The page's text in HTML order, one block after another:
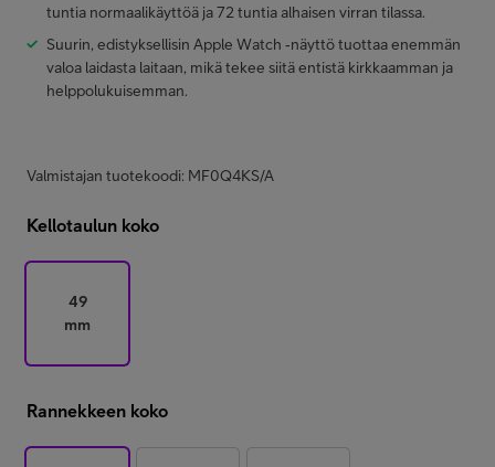
tuntia normaalikäyttöä ja 72 tuntia alhaisen virran tilassa.
Suurin, edistyksellisin Apple Watch ‑näyttö tuottaa enemmän
valoa laidasta laitaan, mikä tekee siitä entistä kirkkaamman ja
helppolukuisemman.
Valmistajan tuotekoodi: MF0Q4KS/A
Kellotaulun koko
49
mm
Rannekkeen koko